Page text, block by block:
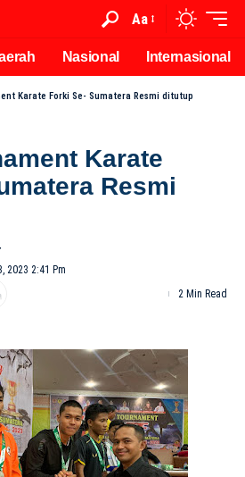
Aa
Nasional Internasional
Karate Forki Se- Sumatera Resmi ditutup
Karate
Resmi
2023 2:41 Pm
2 Min Read